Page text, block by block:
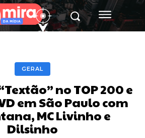
GERAL
no TOP 200 e
em São Paulo com
MC Livinho e
Dilsinho